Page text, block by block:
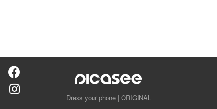
Dress your phone | ORIGINAL